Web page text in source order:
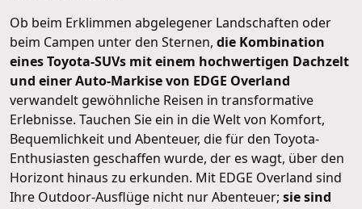
Ob beim Erklimmen abgelegener Landschaften oder
beim Campen unter den Sternen, die Kombination
eines Toyota-SUVs mit einem hochwertigen Dachzelt
und einer Auto-Markise von EDGE Overland
verwandelt gewöhnliche Reisen in transformative
Erlebnisse. Tauchen Sie ein in die Welt von Komfort,
Bequemlichkeit und Abenteuer, die für den Toyota-
Enthusiasten geschaffen wurde, der es wagt, über den
Horizont hinaus zu erkunden. Mit EDGE Overland sind
Ihre Outdoor-Ausflüge nicht nur Abenteuer; sie sind